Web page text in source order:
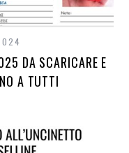
DA SCARICARE E
A TUTTI